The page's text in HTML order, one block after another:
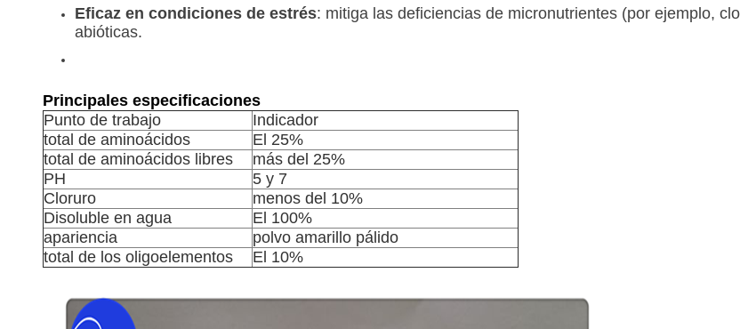
Eficaz en condiciones de estrés: mitiga las deficiencias de micronutrientes (por ejemplo,
abióticas.
Principales especificaciones
Punto de trabajo
Indicador
total de aminoácidos
El 25%
total de aminoácidos libres
más del 25%
PH
5 y 7
Cloruro
menos del 10%
Disoluble en agua
El 100%
apariencia
polvo amarillo pálido
total de los oligoelementos
El 10%